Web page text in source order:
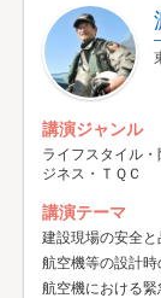
講演ジャンル
ライフスタイル
ジネス・ＴＱＣ
講演テーマ
建設現場の安全と
航空機等の設計
航空機における